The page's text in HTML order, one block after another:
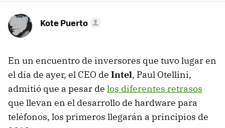
Kote Puerto
En un encuentro de inversores que tuvo lugar en
el día de ayer, el CEO de Intel, Paul Otellini,
admitió que a pesar de los diferentes retrasos
que llevan en el desarrollo de hardware para
teléfonos, los primeros llegarán a principios de